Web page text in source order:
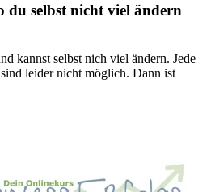
du selbst nicht viel ändern
kannst selbst nich viel ändern. Jede
leider nicht möglich. Dann ist